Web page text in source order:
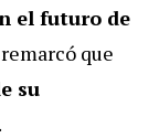
el futuro de
que
su